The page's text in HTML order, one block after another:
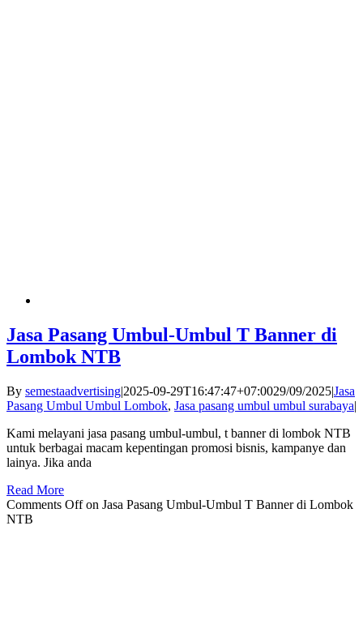
Jasa Pasang Umbul-Umbul T Banner di
Lombok NTB
By semestaadvertising|2025-09-29T16:47:47+07:0029/09/2025|Jasa
Pasang Umbul Umbul Lombok, Jasa pasang umbul umbul surabaya|
Kami melayani jasa pasang umbul-umbul, t banner di lombok NTB
untuk berbagai macam kepentingan promosi bisnis, kampanye dan
lainya. Jika anda
Read More
Comments Offon Jasa Pasang Umbul-Umbul T Banner di Lombok
NTB